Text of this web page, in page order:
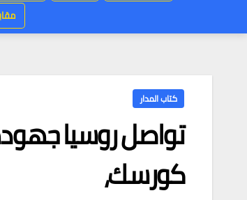
كتاب المدار
تواصل روسيا
كورسك،